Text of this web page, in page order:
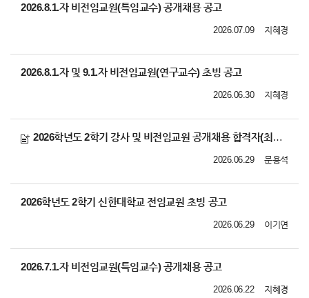
2026.8.1.자 비전임교원(특임교수) 공개채용 공고
지혜경
2026.07.09
2026.8.1.자 및 9.1.자 비전임교원(연구교수) 초빙 공고
지혜경
2026.06.30
2026학년도 2학기 강사 및 비전임교원 공개채용 합격자(최종임용후보자) 공고
문용석
2026.06.29
2026학년도 2학기 신한대학교 전임교원 초빙 공고
이기연
2026.06.29
2026.7.1.자 비전임교원(특임교수) 공개채용 공고
지혜경
2026.06.22